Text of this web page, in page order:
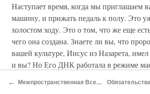
Наступает время, когда мы приглашаем
машину, и прижать педаль к полу. Это
холостом ходу. Это о том, что же еще
чего она создана. Знаете ли вы, что
вашей культуре, Иисус из Назарета,
и вы? Но Его ДНК работала в режиме
ее активировал. Когда великий
← Межпространственная Вселенная